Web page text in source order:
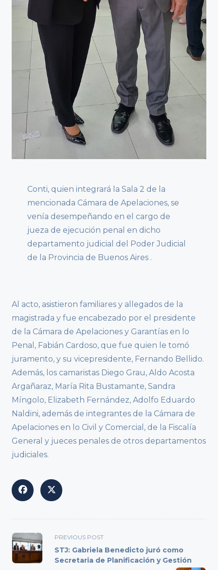
Conti, quien integrará la Sala 2 de la
mencionada Cámara de Apelaciones, se
venía desempeñando en el cargo de
jueza de ejecución penal en dicho
departamento judicial del Poder Judicial
de la Provincia de Buenos Aires .
Al acto, asistieron familiares y allegados de la
magistrada y fue encabezado por el presidente
de la Cámara de Apelaciones y Garantías en lo
Penal, Fabián Cardoso, que fue quien le tomó
juramento, y su vicepresidente, Fernando Bellido.
Además, los camaristas Diego Grau, Aldo Acosta
Argañaraz, María Rita Bustamante, Sandra
Míngolo, Elizabeth Fernández, Adolfo Eduardo
Naldini, además de integrantes de la Cámara de
Apelaciones en lo Civil y Comercial, de la Fiscalía
General y jueces penales de otros departamentos
judiciales.
<span
class="nav-
subtitle
PREVIOUS POST
STJ: Gabriela Benedicto juró como
Secretaria de Planificación y Gestión